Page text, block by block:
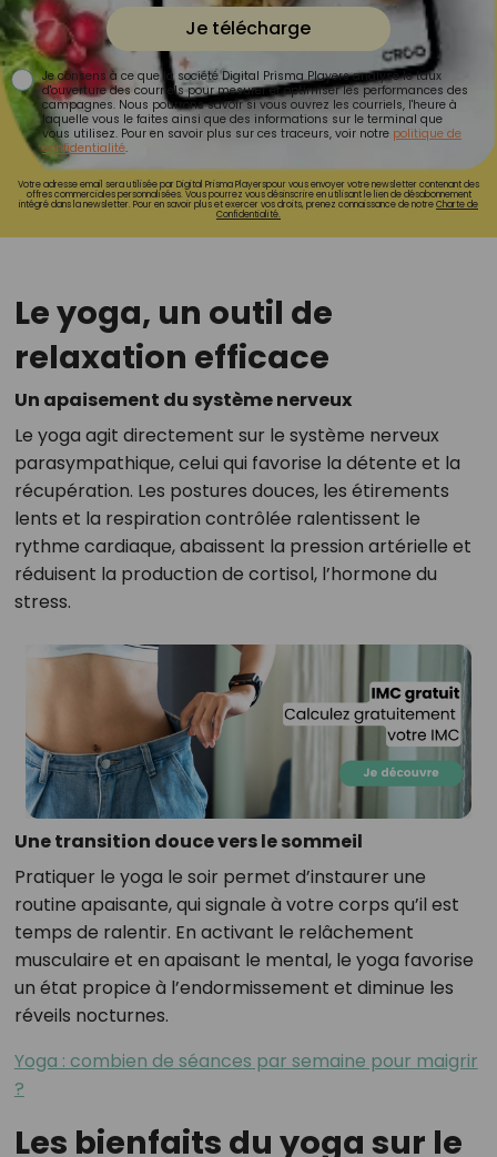
Je télécharge
Je consens à ce que la société Digital Prisma Players analyse le taux
d'ouverture des courriels pour mesurer et optimiser les performances des
campagnes. Nous pourrons savoir si vous ouvrez les courriels, l'heure à
laquelle vous le faites ainsi que des informations sur le terminal que
vous utilisez. Pour en savoir plus sur ces traceurs, voir notre politique de
confidentialité.
Votre adresse email sera utilisée par Digital Prisma Playerspour vous envoyer votre newsletter contenant des
offres commerciales personnalisées. Vous pourrez vous désinscrire en utilisant le lien de désabonnement
intégré dans la newsletter. Pour en savoir plus et exercer vos droits, prenez connaissance de notreCharte de
Confidentialité.
Le yoga, un outil de
relaxation efficace
Un apaisement du système nerveux
Le yoga agit directement sur le système nerveux
parasympathique, celui qui favorise la détente et la
récupération. Les postures douces, les étirements
lents et la respiration contrôlée ralentissent le
rythme cardiaque, abaissent la pression artérielle et
réduisent la production de cortisol, l’hormone du
stress.
Une transition douce vers le sommeil
Pratiquer le yoga le soir permet d’instaurer une
routine apaisante, qui signale à votre corps qu’il est
temps de ralentir. En activant le relâchement
musculaire et en apaisant le mental, le yoga favorise
un état propice à l’endormissement et diminue les
réveils nocturnes.
Yoga : combien de séances par semaine pour maigrir
?
Les bienfaits du yoga sur le